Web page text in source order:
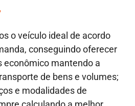
o veículo ideal de acordo
conseguindo oferecer
econômico mantendo a
de bens e volumes;
e modalidades de